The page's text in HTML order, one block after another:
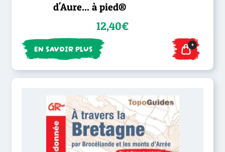
d'Aure... à pied®
12,40€
EN SAVOIR PLUS +